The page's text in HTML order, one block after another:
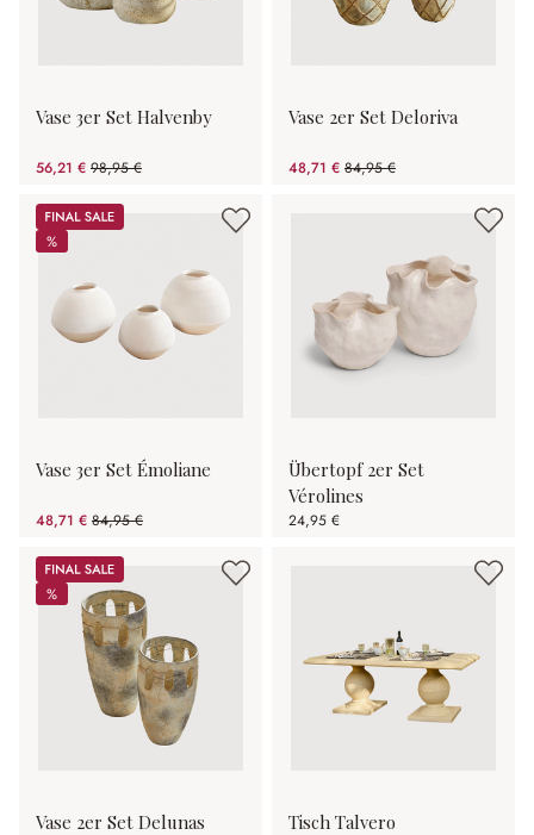
Vase 3er Set Halvenby
56,21 € 98,95 €
(43.19% gespart)
Vase 2er Set Deloriva
48,71 € 84,95 €
(42.66% gespart)
Sale
%
%
Vase 3er Set Émoliane
48,71 € 84,95 €
(42.66% gespart)
Übertopf 2er Set
Vérolines
24,95 €
Sale
%
%
Vase 2er Set Delunas Tisch Talvero